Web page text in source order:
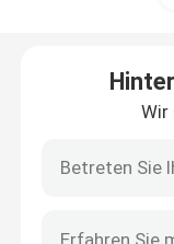
Automobil-
Titan-Drucker
Digital CNC-
Wir